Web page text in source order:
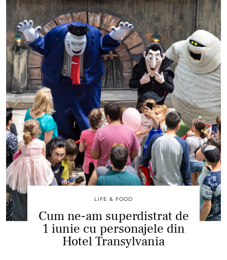
LIFE & FOOD
Cum ne-am superdistrat de
1 iunie cu personajele din
Hotel Transylvania